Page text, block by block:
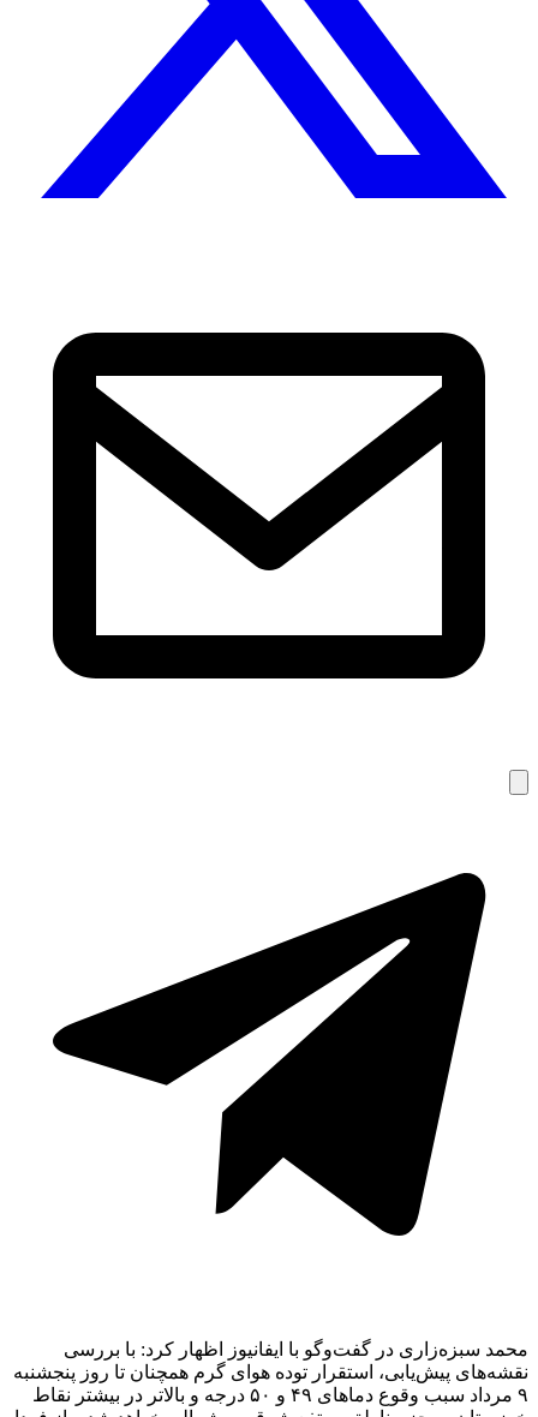
محمد سبزه‌زاری در گفت‌وگو با ایفانیوز اظهار کرد: با بررسی
نقشه‌های پیش‌یابی، استقرار توده هوای گرم همچنان تا روز پنجشنبه
۹ مرداد سبب وقوع دماهای ۴۹ و ۵۰ درجه و بالاتر در بیشتر نقاط